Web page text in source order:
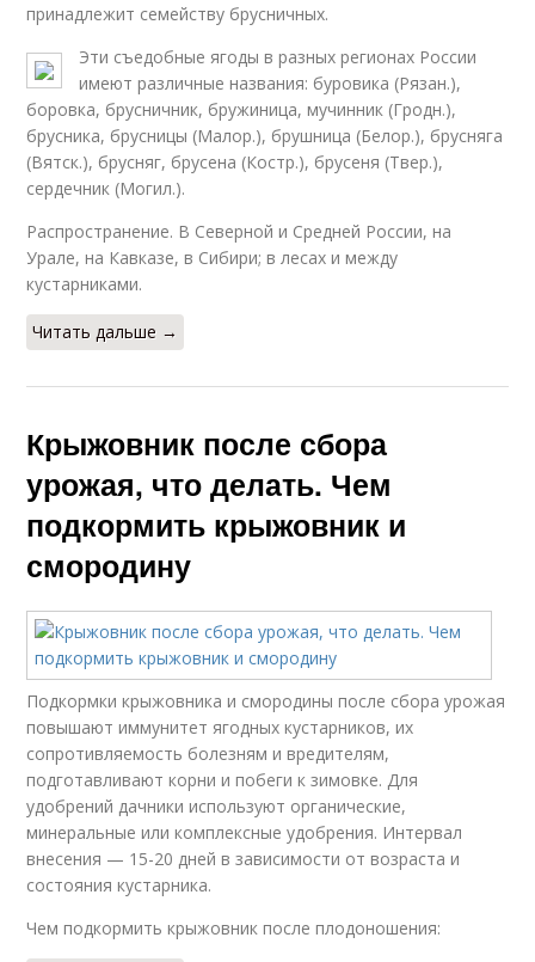
принадлежит семейству брусничных.
Эти съедобные ягоды в разных регионах России
имеют различные названия: буровика (Рязан.),
боровка, брусничник, бружиница, мучинник (Гродн.),
брусника, брусницы (Малор.), брушница (Белор.), брусняга
(Вятск.), брусняг, брусена (Костр.), брусеня (Твер.),
сердечник (Могил.).
Распространение. В Северной и Средней России, на
Урале, на Кавказе, в Сибири; в лесах и между
кустарниками.
Читать дальше →
Крыжовник после сбора
урожая, что делать. Чем
подкормить крыжовник и
смородину
Подкормки крыжовника и смородины после сбора урожая
повышают иммунитет ягодных кустарников, их
сопротивляемость болезням и вредителям,
подготавливают корни и побеги к зимовке. Для
удобрений дачники используют органические,
минеральные или комплексные удобрения. Интервал
внесения — 15-20 дней в зависимости от возраста и
состояния кустарника.
Чем подкормить крыжовник после плодоношения: